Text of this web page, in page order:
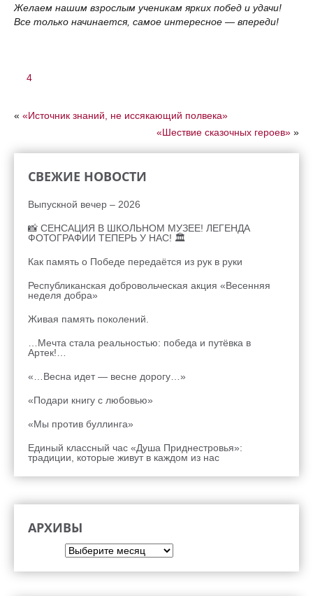
Желаем нашим взрослым ученикам ярких побед и удачи!
Все только начинается, самое интересное — впереди!
4
« «Источник знаний, не иссякающий полвека»
«Шествие сказочных героев» »
СВЕЖИЕ НОВОСТИ
Выпускной вечер – 2026
📸 СЕНСАЦИЯ В ШКОЛЬНОМ МУЗЕЕ! ЛЕГЕНДА
ФОТОГРАФИИ ТЕПЕРЬ У НАС! 🏛
Как память о Победе передаётся из рук в руки
Республиканская добровольческая акция «Весенняя
неделя добра»
Живая память поколений.
…Мечта стала реальностью: победа и путёвка в
Артек!…
«…Весна идет — весне дорогу…»
«Подари книгу с любовью»
«Мы против буллинга»
Единый классный час «Душа Приднестровья»:
традиции, которые живут в каждом из нас
АРХИВЫ